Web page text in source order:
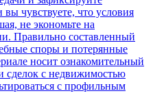
чувствуете, что условия
не экономьте на
Правильно составленный
споры и потерянные
носит ознакомительный
сделок с недвижимостью
с профильным